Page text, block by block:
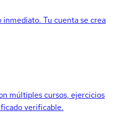
inmediato. Tu cuenta se crea
múltiples cursos, ejercicios
verificable.